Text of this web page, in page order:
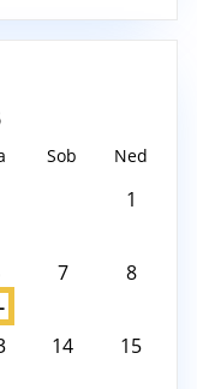
Sob Ned
1
7 8
14 15